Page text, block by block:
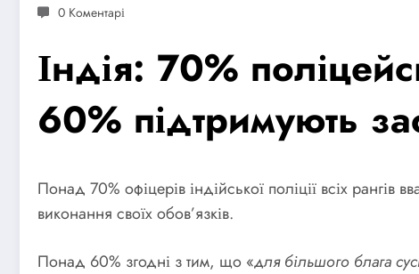
0 Коментарі
Індія: 70%
60% підтримують
Понад 70% офіцерів індійської поліції всіх
виконання своїх обов’язків.
Понад 60% згодні з тим, що «для більшого блага